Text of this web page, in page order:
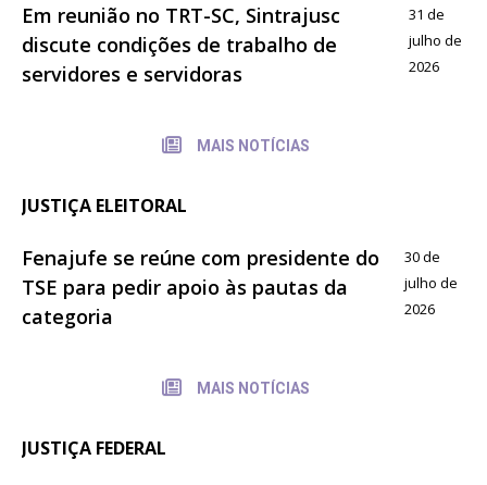
Em reunião no TRT-SC, Sintrajusc
discute condições de trabalho de
servidores e servidoras
31 de
julho de
2026
MAIS NOTÍCIAS
JUSTIÇA ELEITORAL
Fenajufe se reúne com presidente do
TSE para pedir apoio às pautas da
categoria
30 de
julho de
2026
MAIS NOTÍCIAS
JUSTIÇA FEDERAL